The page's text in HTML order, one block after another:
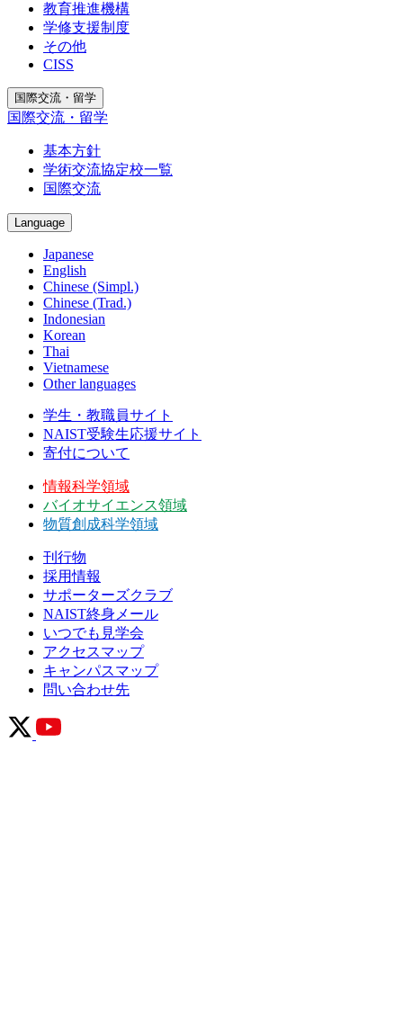
教育推進機構
学修支援制度
その他
CISS
国際交流・留学
国際交流・留学
基本方針
学術交流協定校一覧
国際交流
Language
Japanese
English
Chinese (Simpl.)
Chinese (Trad.)
Indonesian
Korean
Thai
Vietnamese
Other languages
学生・教職員サイト
NAIST受験生応援サイト
寄付について
情報科学領域
バイオサイエンス領域
物質創成科学領域
刊行物
採用情報
サポーターズクラブ
NAIST終身メール
いつでも見学会
アクセスマップ
キャンパスマップ
問い合わせ先